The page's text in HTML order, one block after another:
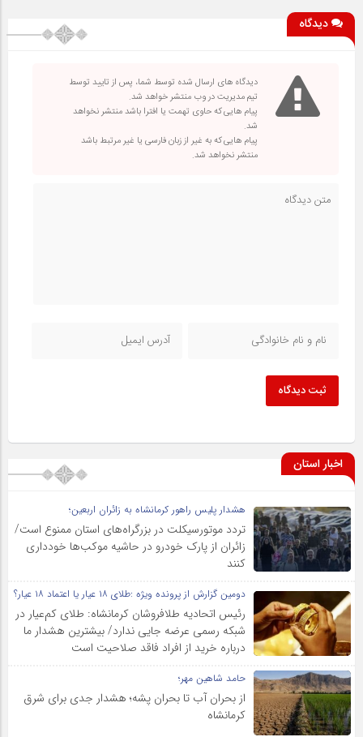
دیدگاه
دیدگاه های ارسال شده توسط شما، پس از تایید توسط
تیم مدیریت در وب منتشر خواهد شد.
پیام هایی که حاوی تهمت یا افترا باشد منتشر نخواهد
شد.
پیام هایی که به غیر از زبان فارسی یا غیر مرتبط باشد
منتشر نخواهد شد.
ثبت دیدگاه
اخبار استان
هشدار پلیس راهور کرمانشاه به زائران اربعین؛
تردد موتورسیکلت در بزرگراه‌های استان ممنوع است/
زائران از پارک خودرو در حاشیه موکب‌ها خودداری
کنند
دومین گزارش از پرونده ویژه :طلای ۱۸ عیار یا اعتماد ۱۸ عیار؟
رئیس اتحادیه طلافروشان کرمانشاه: طلای کم‌عیار در
شبکه رسمی عرضه جایی ندارد/ بیشترین هشدار ما
درباره خرید از افراد فاقد صلاحیت است
حامد شاهین مهر؛
از بحران آب تا بحران پشه؛ هشدار جدی برای شرق
کرمانشاه